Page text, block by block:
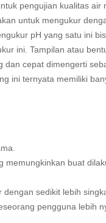
pengujian kualitas air
untuk mengukur
pH yang satu ini
ini. Tampilan atau
cepat dimengerti
ini ternyata memiliki
memungkinkan buat
sedikit lebih
pengguna lebih